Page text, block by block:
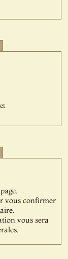
vous confirmer
vous sera